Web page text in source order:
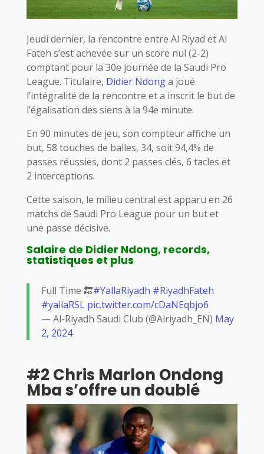
Jeudi dernier, la rencontre entre Al Riyad et Al
Fateh s’est achevée sur un score nul (2-2)
comptant pour la 30e journée de la Saudi Pro
League. Titulaire, Didier Ndonga joué
l’intégralité de la rencontre et a inscrit le but de
l’égalisation des siens à la 94e minute.
En 90 minutes de jeu, son compteur affiche un
but, 58 touches de balles, 34, soit 94,4% de
passes réussies, dont 2 passes clés, 6 tacles et
2 interceptions.
Cette saison, le milieu central est apparu en 26
matchs de Saudi Pro League pour un but et
une passe décisive.
Salaire de Didier Ndong, records,
statistiques et plus
Full Time 🔚#YallaRiyadh #RiyadhFateh
#yallaRSL pic.twitter.com/cDaNEqbjo6
— Al-Riyadh Saudi Club (@Alriyadh_EN) May
2, 2024
#2 Chris Marlon Ondong
Mba s’offre un doublé